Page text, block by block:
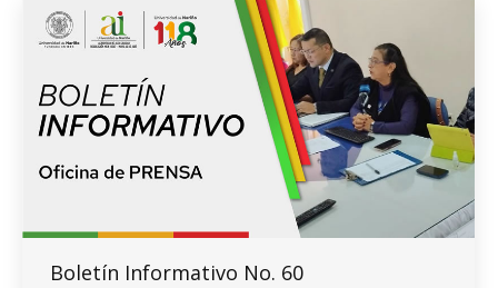
Boletín Informativo No. 60